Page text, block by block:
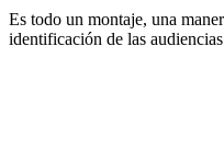
Es todo un montaje, una
identificación de las